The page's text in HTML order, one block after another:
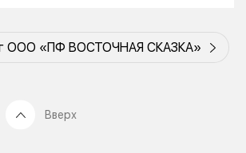
ООО «ПФ ВОСТОЧНАЯ СКАЗКА»
Вверх